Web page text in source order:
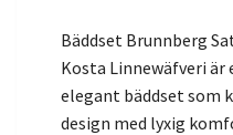
Bäddset Brunnberg
Kosta Linnewäfveri
elegant bäddset som
design med lyxig